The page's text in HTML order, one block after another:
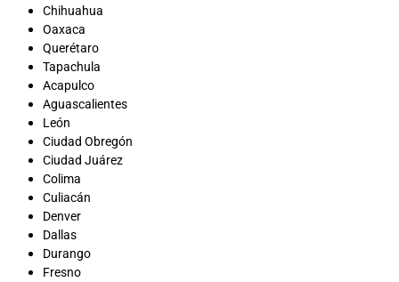
Chihuahua
Oaxaca
Querétaro
Tapachula
Acapulco
Aguascalientes
León
Ciudad Obregón
Ciudad Juárez
Colima
Culiacán
Denver
Dallas
Durango
Fresno